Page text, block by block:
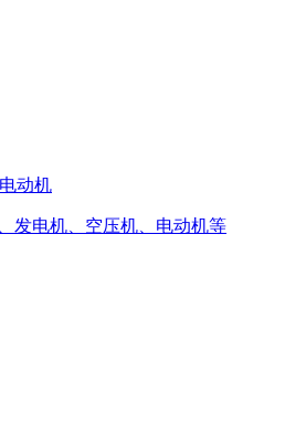
动机
发电机、空压机、电动机等